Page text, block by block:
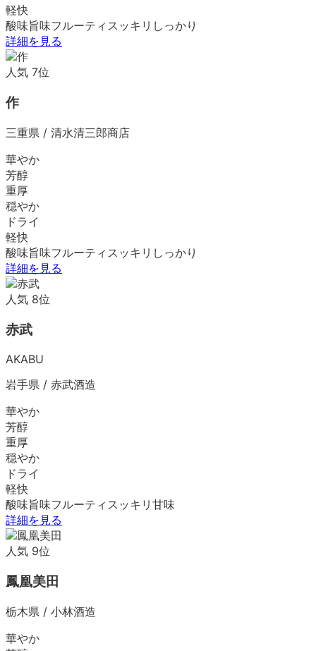
軽快
酸味旨味フルーティ スッキリ しっかり
詳細を見る
人気 7位
作
三重県 / 清水清三郎商店
華やか
芳醇
重厚
穏やか
ドライ
軽快
酸味旨味フルーティ スッキリ しっかり
詳細を見る
人気 8位
赤武
AKABU
岩手県 / 赤武酒造
華やか
芳醇
重厚
穏やか
ドライ
軽快
酸味旨味フルーティ スッキリ 甘味
詳細を見る
人気 9位
鳳凰美田
栃木県 / 小林酒造
華やか